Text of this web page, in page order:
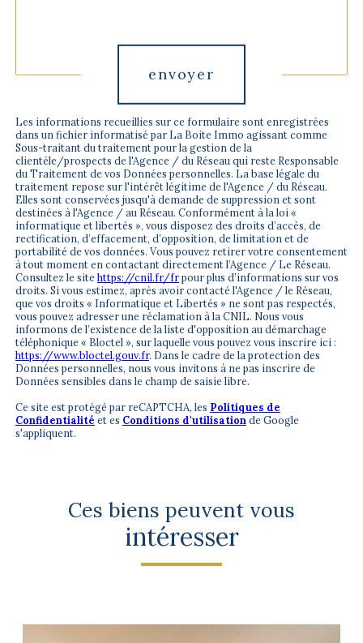
envoyer
Les informations recueillies sur ce formulaire sont enregistrées
dans un fichier informatisé par La Boite Immo agissant comme
Sous-traitant du traitement pour la gestion de la
clientèle/prospects de l'Agence / du Réseau qui reste Responsable
du Traitement de vos Données personnelles. La base légale du
traitement repose sur l'intérêt légitime de l'Agence / du Réseau.
Elles sont conservées jusqu'à demande de suppression et sont
destinées à l'Agence / au Réseau. Conformément à la loi «
informatique et libertés », vous disposez des droits d’accès, de
rectification, d’effacement, d’opposition, de limitation et de
portabilité de vos données. Vous pouvez retirer votre consentement
à tout moment en contactant directement l’Agence / Le Réseau.
Consultez le sitehttps://cnil.fr/frpour plus d’informations sur vos
droits. Si vous estimez, après avoir contacté l'Agence / le Réseau,
que vos droits « Informatique et Libertés » ne sont pas respectés,
vous pouvez adresser une réclamation à la CNIL. Nous vous
informons de l’existence de la liste d'opposition au démarchage
téléphonique « Bloctel », sur laquelle vous pouvez vous inscrire ici :
https://www.bloctel.gouv.fr. Dans le cadre de la protection des
Données personnelles, nous vous invitons à ne pas inscrire de
Données sensibles dans le champ de saisie libre.
Ce site est protégé par reCAPTCHA, les Politiques de
Confidentialité et es Conditions d'utilisation de Google
s'appliquent.
Ces biens peuvent vous
intéresser